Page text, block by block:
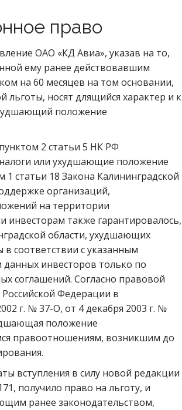
право
ОАО «КД Авиа», указав на то,
ему ранее действовавшим
на 60 месяцев на том основании,
носят длящийся характер и к
положение
2 статьи 5 НК РФ
или ухудшающие положение
статьи 18 Закона Калининградской
организаций,
на территории
инвесторам также гарантировалось,
области, ухудшающих
соответствии с указанным
инвесторов только по
соглашений. Согласно правовой
Федерации в
г. № 37-О, от 4 декабря 2003 г. №
положение
правоотношениям, возникшим до
вступления в силу новой редакции
получило право на льготу, и
ранее законодательством,